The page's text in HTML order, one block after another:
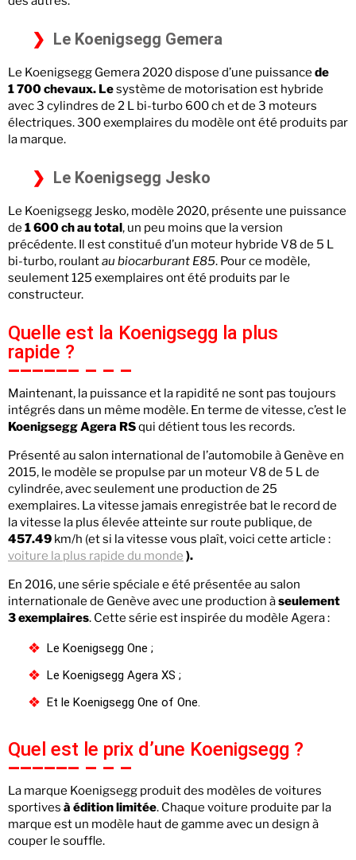
Le Koenigsegg Gemera
Le Koenigsegg Gemera 2020 dispose d’une puissance de
1 700 chevaux. Lesystème de motorisation est hybride
avec 3 cylindres de 2 L bi-turbo 600 ch et de 3 moteurs
électriques. 300 exemplaires du modèle ont été produits par
la marque.
Le Koenigsegg Jesko
Le Koenigsegg Jesko, modèle 2020, présente une puissance
de 1 600 ch au total, un peu moins que la version
précédente. Il est constitué d’un moteur hybride V8 de 5 L
bi-turbo, roulantau biocarburant E85. Pour ce modèle,
seulement 125 exemplaires ont été produits par le
constructeur.
Quelle est la Koenigsegg la plus
rapide ?
Maintenant, la puissance et la rapidité ne sont pas toujours
intégrés dans un même modèle. En terme de vitesse, c’est le
Koenigsegg Agera RSqui détient tous les records.
Présenté au salon international de l’automobile à Genève en
2015, le modèle se propulse par un moteur V8 de 5 L de
cylindrée, avec seulement une production de 25
exemplaires. La vitesse jamais enregistrée bat le record de
la vitesse la plus élevée atteinte sur route publique, de
457.49 km/h (et si la vitesse vous plaît, voici cette article :
voiture la plus rapide du monde ).
En 2016, une série spéciale e été présentée au salon
internationale de Genève avec une production àseulement
3 exemplaires. Cette série est inspirée du modèle Agera :
Le Koenigsegg One ;
Le Koenigsegg Agera XS ;
Et le Koenigsegg One of One.
Quel est le prix d’une Koenigsegg ?
La marque Koenigsegg produit des modèles de voitures
sportives à édition limitée. Chaque voiture produite par la
marque est un modèle haut de gamme avec un design à
couper le souffle.